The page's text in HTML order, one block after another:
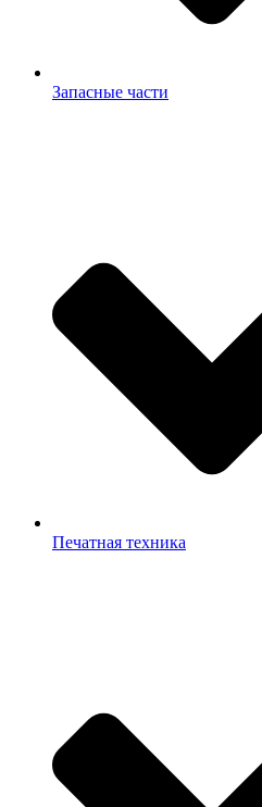
Запасные части
Печатная техника